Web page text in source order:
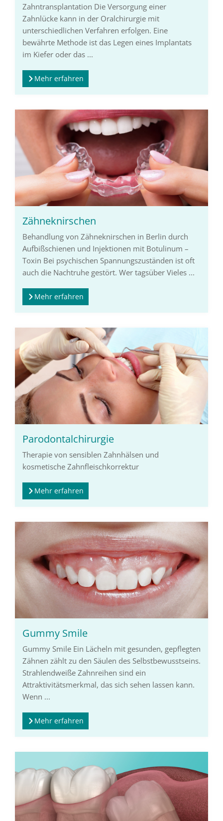
Zahntransplantation Die Versorgung einer
Zahnlücke kann in der Oralchirurgie mit
unterschiedlichen Verfahren erfolgen. Eine
bewährte Methode ist das Legen eines Implantats
im Kiefer oder das ...
Mehr erfahren
Zähneknirschen
Behandlung von Zähneknirschen in Berlin durch
Aufbißschienen und Injektionen mit Botulinum –
Toxin Bei psychischen Spannungszuständen ist oft
auch die Nachtruhe gestört. Wer tagsüber Vieles ...
Mehr erfahren
Parodontalchirurgie
Therapie von sensiblen Zahnhälsen und
kosmetische Zahnfleischkorrektur​​
Mehr erfahren
Gummy Smile
Gummy Smile Ein Lächeln mit gesunden, gepflegten
Zähnen zählt zu den Säulen des Selbstbewusstseins.
Strahlendweiße Zahnreihen sind ein
Attraktivitätsmerkmal, das sich sehen lassen kann.
Wenn ...
Mehr erfahren